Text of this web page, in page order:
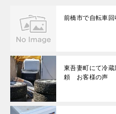
前橋市で自転車
東吾妻町にて冷
頼 お客様の声